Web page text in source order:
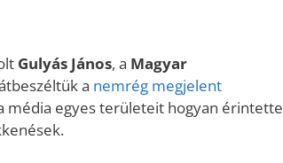
Gulyás János, a Magyar
a nemrég megjelent
média egyes területeit hogyan érintette